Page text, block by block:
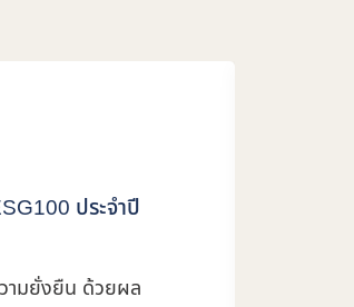
ประจำปี
ามยั่งยืน ด้วยผล